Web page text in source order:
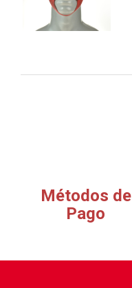
Métodos de
Pago